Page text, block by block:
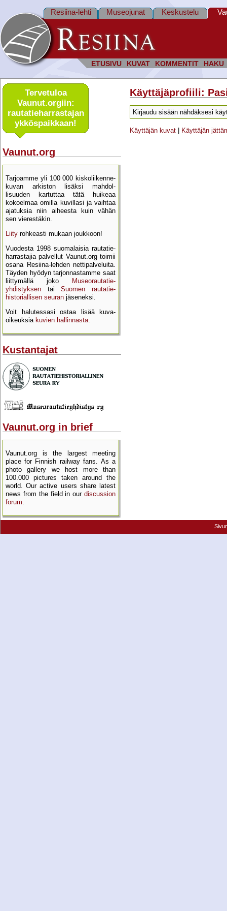
ETUSIVU KUVAT KOMMENTIT HAKU
Resiina-lehti Museojunat Keskustelu
Tervetuloa
Vaunut.orgiin:
rautatie­harrastajan
ykkös­paikkaan!
Vaunut.org
Tarjoamme yli 100 000 kisko­liikenne­
kuvan arkiston lisäksi mahdol­
lisuuden kartu­ttaa tätä huikeaa
kokoelmaa omilla kuvillasi ja vaihtaa
ajatuksia niin aiheesta kuin vähän
sen vierestäkin.
Liity rohkeasti mukaan joukkoon!
Vuodesta 1998 suomalaisia rautatie­
harrastajia palvellut Vaunut.org toimii
osana Resiina-lehden netti­palveluita.
Täyden hyödyn tarjon­nastamme saat
liittymällä joko
Museo­rautatie­
yhdistyksen tai Suomen rautatie­
historial­lisen seuran jäseneksi.
Voit halutessasi ostaa lisää kuva­
oikeuksia kuvien hallinnasta.
Kustantajat
Vaunut.org in brief
Vaunut.org is the largest meeting
place for Finnish railway fans. As a
photo gallery we host more than
100.000 pictures taken around the
world. Our active users share latest
news from the field in our discussion
forum
Käyttäjäprofiili:
Kirjaudu sisään nähdäksesi
Käyttäjän kuvat Käyttäjän